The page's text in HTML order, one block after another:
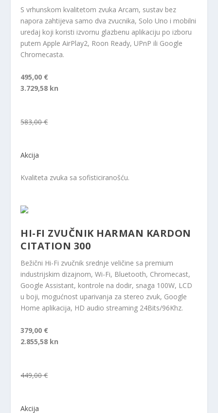
S vrhunskom kvalitetom zvuka Arcam, sustav bez
napora zahtijeva samo dva zvucnika, Solo Uno i mobilni
uredaj koji koristi izvornu glazbenu aplikaciju po izboru
putem Apple AirPlay2, Roon Ready, UPnP ili Google
Chromecasta.
495,00 €
3.729,58 kn
583,00 €
Akcija
Kvaliteta zvuka sa sofisticiranošću.
HI-FI ZVUČNIK HARMAN KARDON
CITATION 300
Bežični Hi-Fi zvučnik srednje veličine sa premium
industrijskim dizajnom, Wi-Fi, Bluetooth, Chromecast,
Google Assistant, kontrole na dodir, snaga 100W, LCD
u boji, mogućnost uparivanja za stereo zvuk, Google
Home aplikacija, HD audio streaming 24Bits/96Khz.
379,00 €
2.855,58 kn
449,00 €
Akcija